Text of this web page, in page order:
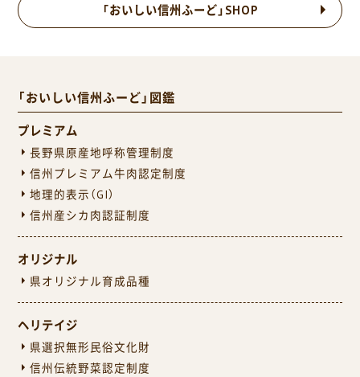
「おいしい信州ふーど」SHOP
「おいしい信州ふーど」図鑑
プレミアム
長野県原産地呼称管理制度
信州プレミアム牛肉認定制度
地理的表示（GI）
信州産シカ肉認証制度
オリジナル
県オリジナル育成品種
ヘリテイジ
県選択無形民俗文化財
信州伝統野菜認定制度